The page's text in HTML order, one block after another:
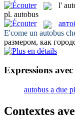
l'
pl. autobus
E'come un autobus
размером, как
Expressions
autobus a due
Contextes